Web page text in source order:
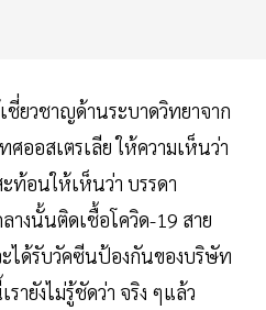
ยวชาญด้านระบาดวิทยาจาก
ออสเตรเลีย ให้ความเห็นว่า
ท้อนให้เห็นว่า บรรดา
างนั้นติดเชื้อโควิด-19 สาย
ได้รับวัคซีนป้องกันของบริษัท
ายังไม่รู้ชัดว่า จริง ๆแล้ว